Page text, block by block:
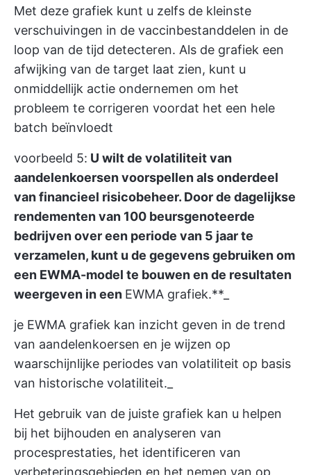
Met deze grafiek kunt u zelfs de kleinste
verschuivingen in de vaccinbestanddelen in de
loop van de tijd detecteren. Als de grafiek een
afwijking van de target laat zien, kunt u
onmiddellijk actie ondernemen om het
probleem te corrigeren voordat het een hele
batch beïnvloedt
voorbeeld 5: U wilt de volatiliteit van
aandelenkoersen voorspellen als onderdeel
van financieel risicobeheer. Door de dagelijkse
rendementen van 100 beursgenoteerde
bedrijven over een periode van 5 jaar te
verzamelen, kunt u de gegevens gebruiken om
een EWMA-model te bouwen en de resultaten
weergeven in een EWMA grafiek.**_
je EWMA grafiek kan inzicht geven in de trend
van aandelenkoersen en je wijzen op
waarschijnlijke periodes van volatiliteit op basis
van historische volatiliteit._
Het gebruik van de juiste grafiek kan u helpen
bij het bijhouden en analyseren van
procesprestaties, het identificeren van
verbeteringsgebieden en het nemen van op